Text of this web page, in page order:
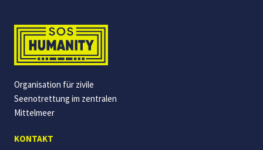
Organisation für zivile
Seenotrettung im zentralen
Mittelmeer
KONTAKT